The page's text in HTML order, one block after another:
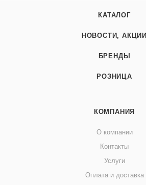
КАТАЛОГ
НОВОСТИ, АКЦИИ
БРЕНДЫ
РОЗНИЦА
КОМПАНИЯ
О компании
Контакты
Услуги
Оплата и доставка